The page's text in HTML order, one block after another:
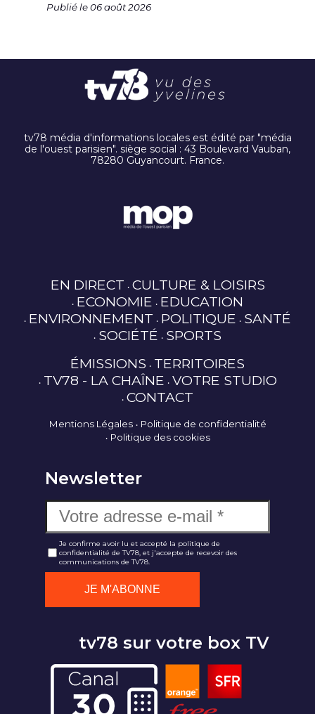
Publié le 06 août 2026
tv78 média d'informations locales est édité par "média
de l'ouest parisien". siège social : 43 Boulevard Vauban,
78280 Guyancourt. France.
EN DIRECT CULTURE & LOISIRS
ECONOMIE EDUCATION
ENVIRONNEMENT POLITIQUE SANTÉ
SOCIÉTÉ SPORTS
ÉMISSIONS TERRITOIRES
TV78 - LA CHAÎNE VOTRE STUDIO
CONTACT
Mentions Légales
Politique de confidentialité
Politique des cookies
Newsletter
Je confirme avoir lu et accepté la politique de
confidentialité de TV78, et j'accepte de recevoir des
communications de TV78.
tv78 sur votre box TV